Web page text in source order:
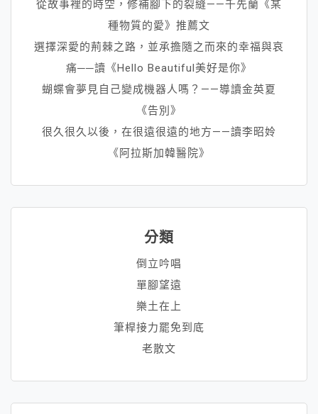
從故事裡的時空，修補腳下的裂縫——千先蘭《某
種物質的愛》推薦文
選擇深愛的荊棘之路，並承擔隨之而來的幸福與哀
痛──讀《Hello Beautiful美好是你》
蝴蝶會夢見自己變成機器人嗎？——導讀金英夏
《告別》
很久很久以後，在很遠很遠的地方——讀李昭姈
《阿拉斯加韓醫院》
分類
倒立吟唱
單腳望遠
樂土在上
筆桿接力罷免到底
老散文